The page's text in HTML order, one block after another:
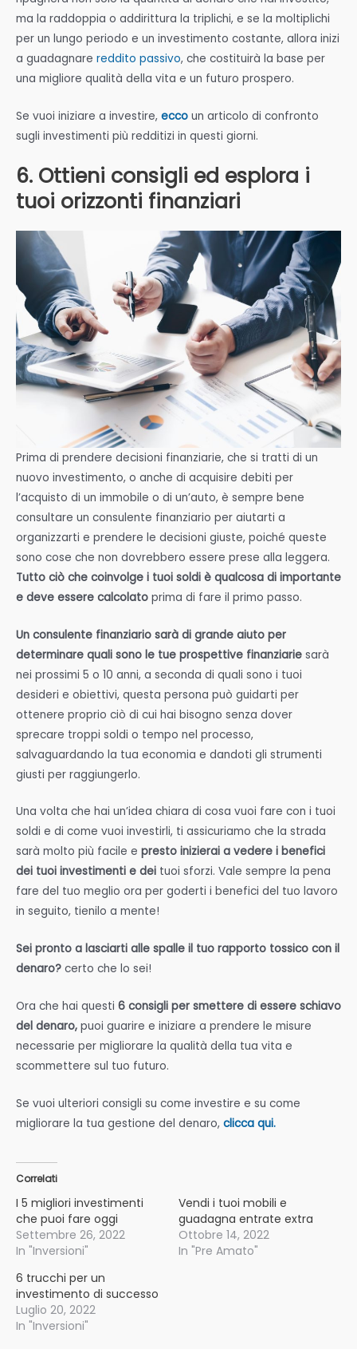
ma la raddoppia o addirittura la triplichi, e se la moltiplichi
per un lungo periodo e un investimento costante, allora inizi
a guadagnare reddito passivo, che costituirà la base per
una migliore qualità della vita e un futuro prospero.
Se vuoi iniziare a investire, ecco un articolo di confronto
sugli investimenti più redditizi in questi giorni.
6. Ottieni consigli ed esplora i
tuoi orizzonti finanziari
Prima di prendere decisioni finanziarie, che si tratti di un
nuovo investimento, o anche di acquisire debiti per
l’acquisto di un immobile o di un’auto, è sempre bene
consultare un consulente finanziario per aiutarti a
organizzarti e prendere le decisioni giuste, poiché queste
sono cose che non dovrebbero essere prese alla leggera.
Tutto ciò che coinvolge i tuoi soldi è qualcosa di importante
e deve essere calcolato prima di fare il primo passo.
Un consulente finanziario sarà di grande aiuto per
determinare quali sono le tue prospettive finanziarie sarà
nei prossimi 5 o 10 anni, a seconda di quali sono i tuoi
desideri e obiettivi, questa persona può guidarti per
ottenere proprio ciò di cui hai bisogno senza dover
sprecare troppi soldi o tempo nel processo,
salvaguardando la tua economia e dandoti gli strumenti
giusti per raggiungerlo.
Una volta che hai un’idea chiara di cosa vuoi fare con i tuoi
soldi e di come vuoi investirli, ti assicuriamo che la strada
sarà molto più facile e presto inizierai a vedere i benefici
dei tuoi investimenti e dei tuoi sforzi. Vale sempre la pena
fare del tuo meglio ora per goderti i benefici del tuo lavoro
in seguito, tienilo a mente!
Sei pronto a lasciarti alle spalle il tuo rapporto tossico con il
denaro? certo che lo sei!
Ora che hai questi 6 consigli per smettere di essere schiavo
del denaro, puoi guarire e iniziare a prendere le misure
necessarie per migliorare la qualità della tua vita e
scommettere sul tuo futuro.
Se vuoi ulteriori consigli su come investire e su come
migliorare la tua gestione del denaro, clicca qui.
Correlati
I 5 migliori investimenti
che puoi fare oggi
Settembre 26, 2022
In "Inversioni"
Vendi i tuoi mobili e
guadagna entrate extra
Ottobre 14, 2022
In "Pre Amato"
6 trucchi per un
investimento di successo
Luglio 20, 2022
In "Inversioni"